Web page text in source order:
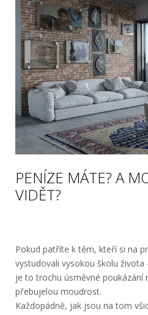
PENÍZE MÁTE? A
VIDĚT?
Pokud patříte k těm, kteří si na
vystudovali vysokou školu
je to trochu úsměvné poukázání
přebujelou moudrost.
Každopádně, jak jsou na tom